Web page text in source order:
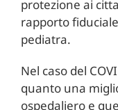
protezione ai
rapporto
pediatra.
Nel caso del
quanto una
ospedaliero e